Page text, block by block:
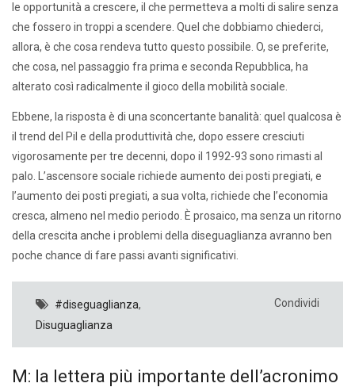
le opportunità a crescere, il che permetteva a molti di salire senza
che fossero in troppi a scendere. Quel che dobbiamo chiederci,
allora, è che cosa rendeva tutto questo possibile. O, se preferite,
che cosa, nel passaggio fra prima e seconda Repubblica, ha
alterato così radicalmente il gioco della mobilità sociale.
Ebbene, la risposta è di una sconcertante banalità: quel qualcosa è
il trend del Pil e della produttività che, dopo essere cresciuti
vigorosamente per tre decenni, dopo il 1992-93 sono rimasti al
palo. L’ascensore sociale richiede aumento dei posti pregiati, e
l’aumento dei posti pregiati, a sua volta, richiede che l’economia
cresca, almeno nel medio periodo. È prosaico, ma senza un ritorno
della crescita anche i problemi della diseguaglianza avranno ben
poche chance di fare passi avanti significativi.
#diseguaglianza,
Disuguaglianza
Condividi
M: la lettera più importante dell’acronimo